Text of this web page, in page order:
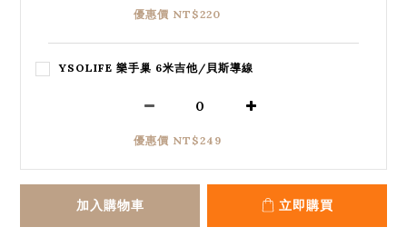
優惠價 NT$220
YSOLIFE 樂手巢 6米吉他/貝斯導線
優惠價 NT$249
加入購物車 立即購買